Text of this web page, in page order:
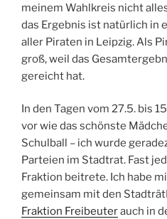
meinem Wahlkreis nicht
das Ergebnis ist natürlich in
aller Piraten in Leipzig. Als
groß, weil das
gereicht hat.
In den Tagen vom 27.5. bis
vor wie das schönste
Schulball – ich wurde
Parteien im Stadtrat. Fast
Fraktion beitrete. Ich habe
gemeinsam mit den
Fraktion Freibeuterauch in